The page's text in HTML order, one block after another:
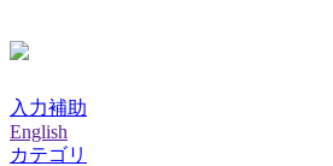
入力補助
English
カテゴリ